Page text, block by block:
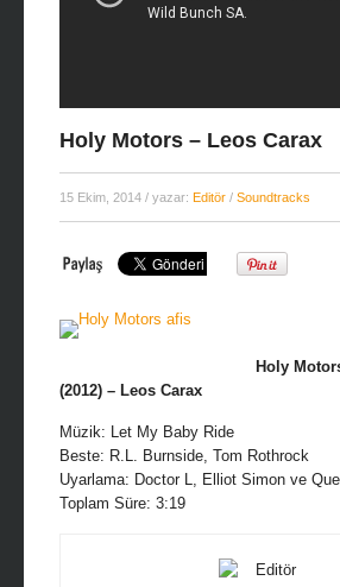
Holy Motors – Leos Carax
15 Ekim, 2014 / yazar: Editör / Soundtracks
Holy
(2012) – Leos Carax
Müzik: Let My Baby Ride
Beste: R.L. Burnside, Tom Rothrock
Uyarlama: Doctor L, Elliot Simon ve
Toplam Süre: 3:19